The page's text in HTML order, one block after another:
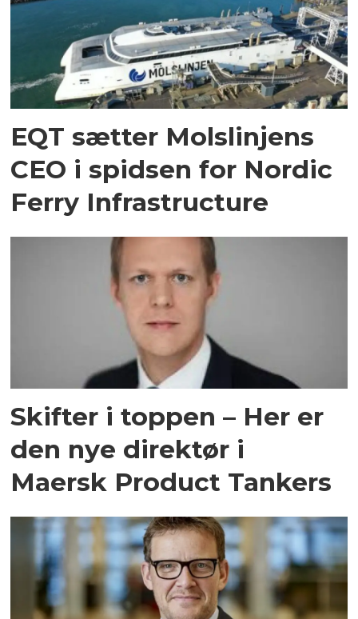
EQT sætter Molslinjens
CEO i spidsen for Nordic
Ferry Infrastructure
Skifter i toppen – Her er
den nye direktør i
Maersk Product Tankers